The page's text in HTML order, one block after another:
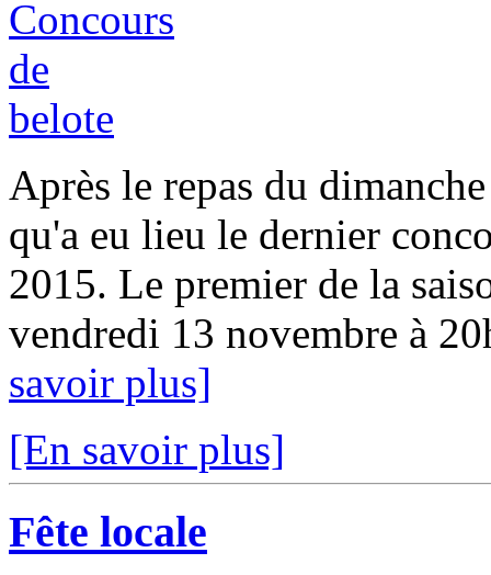
Après le repas du
qu'a eu lieu le dernier
2015. Le premier de la
vendredi 13 novembre à
savoir plus]
[En savoir plus]
Fête locale